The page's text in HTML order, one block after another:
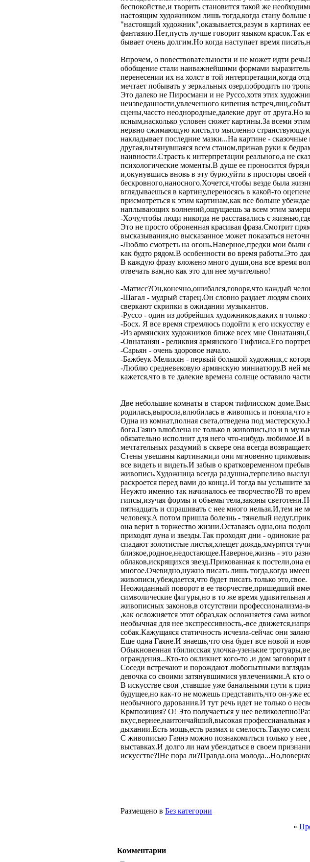
беспокойстве,и творить становится такой же
настоящим художником лишь тогда,когда стану
"настоящий художник",оказывается,разум в картинах
фантазию.Нет,пусть лучше говорит языком красок.Так
бывает очень долгим.Но когда наступает время
Впрочем, о повествовательности и не может идти
обобщение стали наиважнейшими формами
перенесении их на холст в той интерпретации,когда
мечтает побывать у зеркальных озер,побродить по
Это далеко не Пиросмани и не Руссо,хотя этих
неизведанности,увлеченного кипения
сцены,чассто неоднородные,далекие друг от друга.Но
ясным,насколько условен сюжет картины.За всеми
нервно сжимающую кисть,то мысленно странствующую
накладывает последние мазки...На картине -
другая,вытянувшаяся всем станом,прижав руки к
наивности.Страсть к интерпретации реального,а не
психологические моменты.В душе ее проносится
и,окунувшись вновь в эту бурю,уйти в просторы
бескровного,наносного.Хочется,чтобы везде была
вглядываешься в картину,переносясь в какой-то
присмотреться к этим картинам,как все больше
наплывающих волнений,ощущаешь за всем этим
-Хочу,чтобы люди никогда не расставались с
Это не просто оброненная красивая фраза.Смотрит
высказывания,но высказанное может показаться
-Люблю смотреть на огонь.Наверное,предки мои были
как будто рядом.В особенности во время работы.Это
В каждую фразу вложено много души,она все время
отвечать вам,но как это для нее мучительно!
-Матисс?Он,конечно,ошибался,говоря,что каждый
-Шагал - мудрый старец.Он словно раздает людям
сверкают скрипки в ожидании музыкантов.
-Руссо - один из добрейших художников,каких я только
-Босх. Я все время стремлюсь подойти к его искусству
-Из армянских художников ближе всех мне
-Овнатанян - реликвия армянского Тифлиса.Его
-Сарьян - очень здоровое начало.
-Бажбеук-Меликян - первый большой художник,с
-Люблю средневековую армянскую миниатюру.В ней
кажется,что в те далекие времена солнце оставило
Две небольшие комнаты в старом тифлисском
родилась,выросла,влюбилась в живопись и поняла,что
Одна из комнат,полная света,отведена под
бога.Гаянэ влюблена не только в живопись,но и в
обязательно исполнит для него что-нибудь
мечтательных раздумий в сквере она всегда
Стены увешаны картинами,и они мгновенно
все видеть и видеть.И забыв о кратковременном
живопись.Художница всегда радушна,терпеливо
раскроется перед вами до конца.И тогда вы услышите
Неужто именно так начиналось ее творчество?В то
гипсы,изучая формы и объемы тела,законы
пятнадцать и спрашивать с нее много нельзя.И,тем не
человеку.А потом пришла болезнь - тяжелый
она верит в торжество жизни.Оставаясь одна,она
приходят луна и звезды.Так проходят дни - одинокие
спадают золотистые листья,хлещет дождь,хмурятся
близкое,родное,недостающее.Наверное,жизнь - это
облаков,искрящихся звезд.Прикованная к
многое.Очевидно,нужно писать лишь тогда,когда
живописи,убеждается,что будет писать только это,свое.
Неожиданный поворот в ее творчестве,пришедший
символические фигуры,но в то же время
живописных законов,в отсутствии профессионализма-
,как осложняется этот образ,как осложняется сама
необычная для нее экспрессивность,-все
собак.Кажущаяся статичность исчезла-сейчас они
Еще одна Гаяне.И знаешь,что она будет все новой и
Обыкновенная тбилисская улочка-узенькие
ограждения...Кто-то окликнет кого-то ,и дом
Соседи встречают и порождают любопытными
девочка со своими затянувшимися увлечениями.А
В искусстве свои ,ставшие уже банальными пути к
будущее,но как-то не можешь представить,что он-уже
необычного дарования.И тут речь идет не только о
Крмпозиция? О! Это получаеться у нее
вкус,вернее,наитончайший,высокая профессианальная
дыхании.Есть мощь,есть размах и смелость.Такую
С живописью Гаянэ можно познакомиться только у
выставках.И долго ли нам убеждаться в своем
искусстве?!Не пора ли?Правда.она
Размещено в Без категории
«
Комментарии